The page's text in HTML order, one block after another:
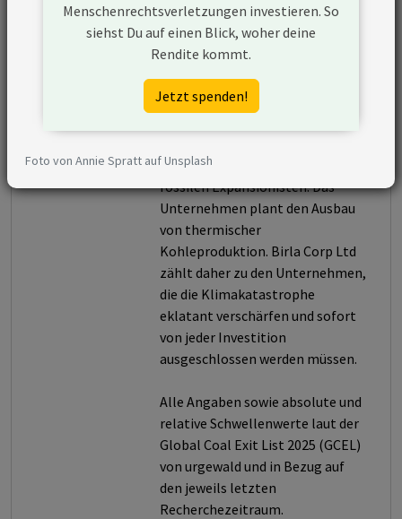
Konflikte
Birla Corp Ltd ist ein
Unternehmen aus Indien, das
(ggf. über Tochtergesellschaften)
Kohlebergbau betreibt.
Klimakiller Kohle
Birla Corp Ltd gehört zu den
fossilen Expansionisten. Das
Unternehmen plant den Ausbau
von thermischer
Kohleproduktion. Birla Corp Ltd
zählt daher zu den Unternehmen,
die die Klimakatastrophe
eklatant verschärfen und sofort
von jeder Investition
ausgeschlossen werden müssen.
Alle Angaben sowie absolute und
relative Schwellenwerte laut der
Global Coal Exit List 2025 (GCEL)
von urgewald und in Bezug auf
den jeweils letzten
Recherchezeitraum.
Menschenrechtsverletzungen investieren. So
siehst Du auf einen Blick, woher deine
Rendite kommt.
Jetzt spenden!
Foto von Annie Spratt auf Unsplash